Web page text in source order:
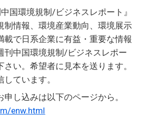
国環境規制/ビジネスレポート』
情報、環境産業動向、環境展示
載で日系企業に有益・重要な情報
刊中国環境規制/ビジネスレポー
さい。希望者に見本を送ります。
ています。
し込みは以下のページから。
enw.html